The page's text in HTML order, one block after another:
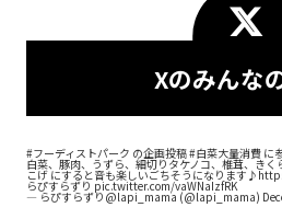
Xのみんな
#フーディストパーク の企画投稿#白菜大量消費に
白菜、豚肉、うずら、細切りタケノコ、椎茸、き
こげにすると音も楽しいごちそうになります♪
らぴすらずり pic.twitter.com/vaWNaIzfRK
— らぴすらずり@lapi_mama (@lapi_mama)